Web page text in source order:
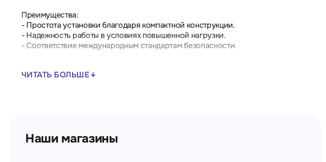
Преимущества:
- Простота установки благодаря компактной конструкции.
- Надежность работы в условиях повышенной нагрузки.
- Соответствие международным стандартам безопасности.
ЧИТАТЬ БОЛЬШЕ
Наши магазины